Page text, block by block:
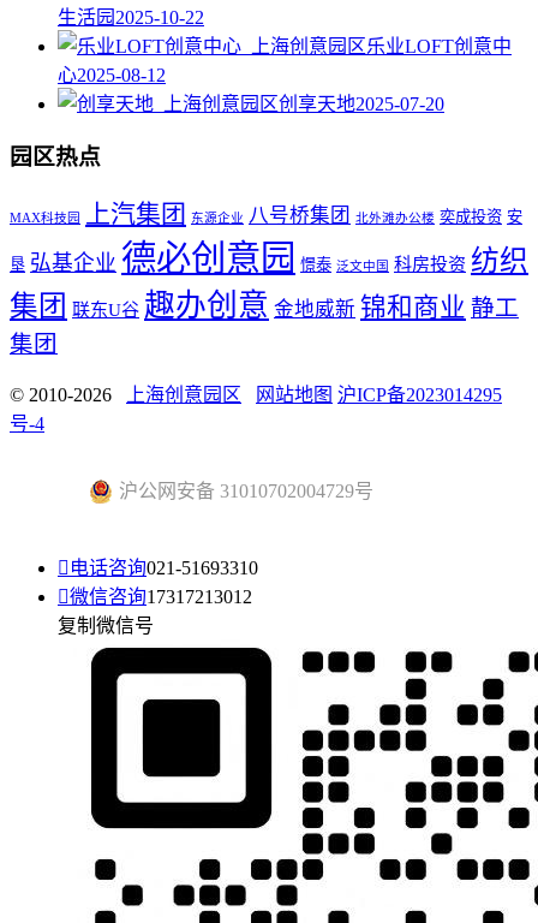
生活园 2025-10-22
乐业LOFT创意中
心2025-08-12
创享天地2025-07-20
园区热点
MAX科技园 上汽集团 东源企业 八号桥集团 北外滩办公楼 奕成投资 安
垦 弘基企业 德必创意园 憬泰 泛文中国 科房投资 纺织
集团 联东U谷 趣办创意 金地威新 锦和商业 静工
集团
© 2010-2026 上海创意园区 网站地图 沪ICP备2023014295
号-4
沪公网安备 31010702004729号
 电话咨询021-51693310
微信咨询17317213012
复制微信号